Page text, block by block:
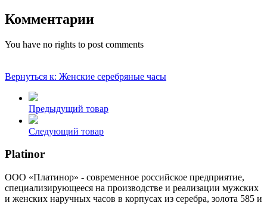
Комментарии
You have no rights to post comments
Вернуться к: Женские серебряные часы
Предыдущий товар
Следующий товар
Platinor
ООО «Платинор» - современное российское предприятие,
специализирующееся на производстве и реализации мужских
и женских наручных часов в корпусах из серебра, золота 585 и